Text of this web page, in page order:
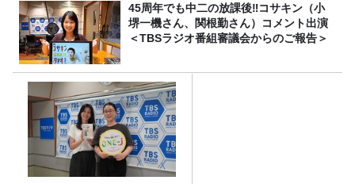
45周年でも中二の放課後‼コサキン（小
堺一機さん、関根勤さん）コメント出演
＜TBSラジオ番組審議会からのご報告＞